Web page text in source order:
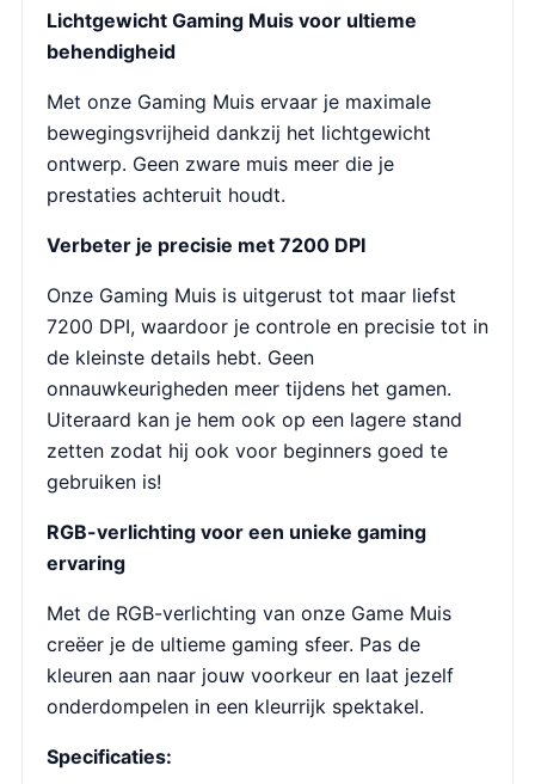
Lichtgewicht Gaming Muis voor ultieme
behendigheid
Met onze Gaming Muis ervaar je maximale
bewegingsvrijheid dankzij het lichtgewicht
ontwerp. Geen zware muis meer die je
prestaties achteruit houdt.
Verbeter je precisie met 7200 DPI
Onze Gaming Muis is uitgerust tot maar liefst
7200 DPI, waardoor je controle en precisie tot in
de kleinste details hebt. Geen
onnauwkeurigheden meer tijdens het gamen.
Uiteraard kan je hem ook op een lagere stand
zetten zodat hij ook voor beginners goed te
gebruiken is!
RGB-verlichting voor een unieke gaming
ervaring
Met de RGB-verlichting van onze Game Muis
creëer je de ultieme gaming sfeer. Pas de
kleuren aan naar jouw voorkeur en laat jezelf
onderdompelen in een kleurrijk spektakel.
Specificaties: